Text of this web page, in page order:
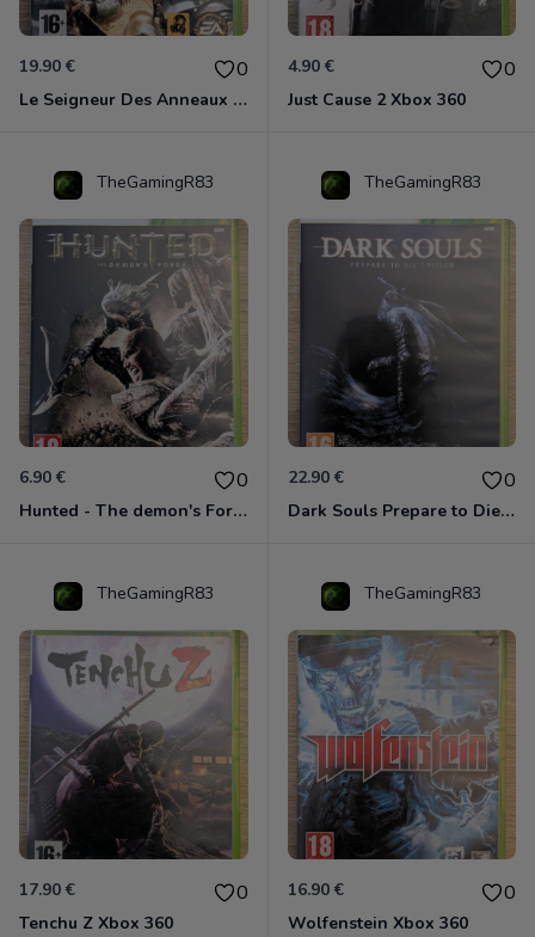
19.90 € 0
Le Seigneur Des Anneaux - L'âge Des Conquêtes Xbox 360
4.90 € 0
Just Cause 2 Xbox 360
TheGamingR83
6.90 € 0
Hunted - The demon's Forge Xbox 360 (Complet CIB)
TheGamingR83
22.90 € 0
Dark Souls Prepare to Die Edition XBOX 360
TheGamingR83
17.90 € 0
Tenchu Z Xbox 360
TheGamingR83
16.90 € 0
Wolfenstein Xbox 360